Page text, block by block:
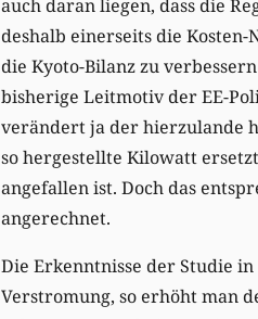
auch daran liegen, dass die
deshalb einerseits die
die Kyoto-Bilanz zu
bisherige Leitmotiv der EE-
verändert ja der hierzulande
so hergestellte Kilowatt
angefallen ist. Doch das
angerechnet.
Die Erkenntnisse der Studie
Verstromung, so erhöht man